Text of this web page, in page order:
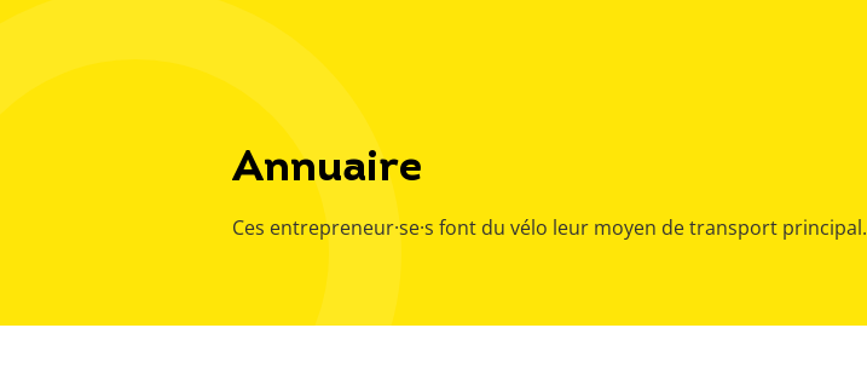
Annuaire
Ces entrepreneur·se·s font du vélo leur moyen de transport principal.